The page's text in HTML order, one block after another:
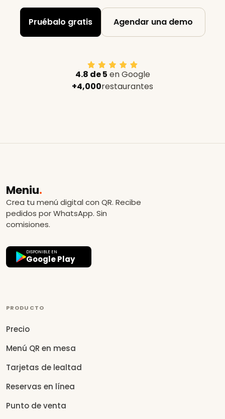
Pruébalo gratis Agendar una demo
4.8 de 5 en Google
+4,000restaurantes
Meniu.
Crea tu menú digital con QR. Recibe
pedidos por WhatsApp. Sin
comisiones.
DISPONIBLE EN
Google Play
PRODUCTO
Precio
Menú QR en mesa
Tarjetas de lealtad
Reservas en línea
Punto de venta